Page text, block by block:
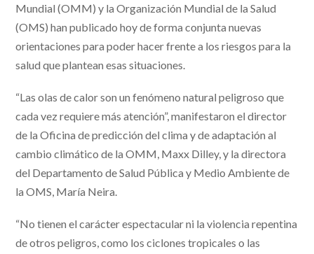
Mundial (OMM) y la Organización Mundial de la Salud
(OMS) han publicado hoy de forma conjunta nuevas
orientaciones para poder hacer frente a los riesgos para la
salud que plantean esas situaciones.
“Las olas de calor son un fenómeno natural peligroso que
cada vez requiere más atención”, manifestaron el director
de la Oficina de predicción del clima y de adaptación al
cambio climático de la OMM, Maxx Dilley, y la directora
del Departamento de Salud Pública y Medio Ambiente de
la OMS, María Neira.
“No tienen el carácter espectacular ni la violencia repentina
de otros peligros, como los ciclones tropicales o las